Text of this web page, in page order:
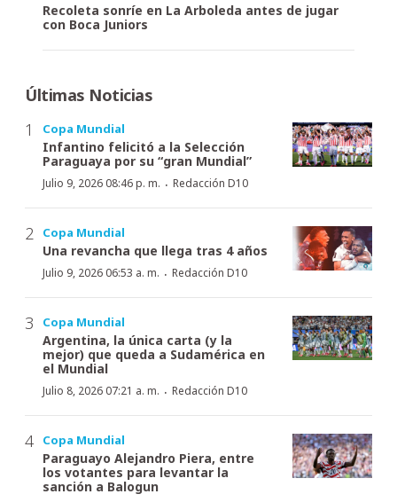
Recoleta sonríe en La Arboleda antes de jugar
con Boca Juniors
Últimas Noticias
Copa Mundial
Infantino felicitó a la Selección
Paraguaya por su “gran Mundial”
Julio 9, 2026 08:46 p. m. · Redacción D10
Copa Mundial
Una revancha que llega tras 4 años
Julio 9, 2026 06:53 a. m. · Redacción D10
Copa Mundial
Argentina, la única carta (y la
mejor) que queda a Sudamérica en
el Mundial
Julio 8, 2026 07:21 a. m. · Redacción D10
Copa Mundial
Paraguayo Alejandro Piera, entre
los votantes para levantar la
sanción a Balogun